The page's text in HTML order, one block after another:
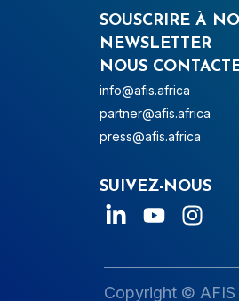
SOUSCRIRE À
NEWSLETTER
NOUS
info@afis.africa
partner@afis.africa
press@afis.africa
SUIVEZ-NOUS
Copyright ©